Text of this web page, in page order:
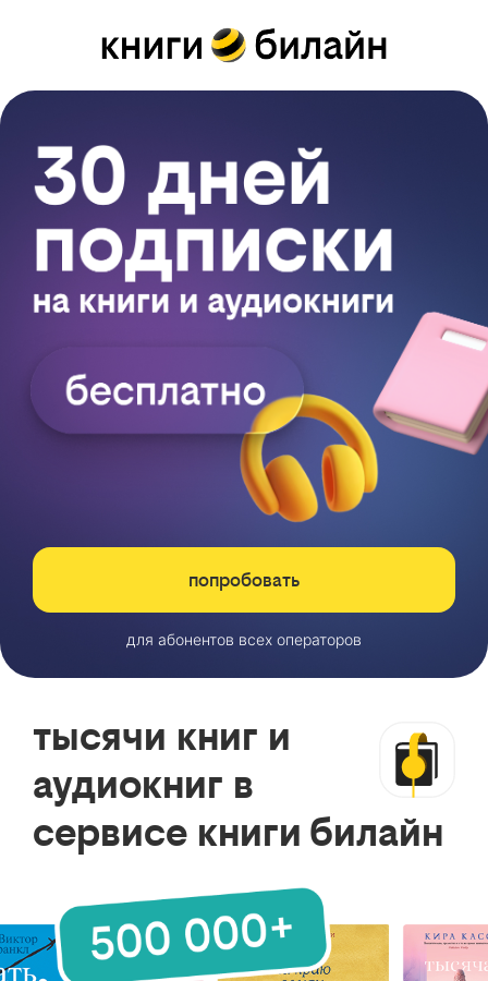
попробовать
для абонентов всех операторов
тысячи книг и
аудиокниг в
сервисе книги билайн